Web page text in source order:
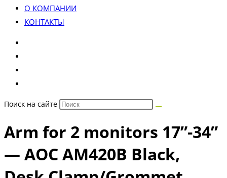
О КОМПАНИИ
КОНТАКТЫ
Поиск на сайте
Arm for 2 monitors 17”-34”
— AOC AM420B Black,